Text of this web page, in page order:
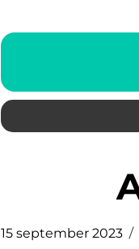
15 september 2023